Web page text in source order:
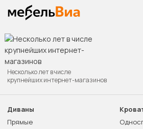
Несколько лет в числе
крупнейших интернет-магазинов
Диваны
Прямые